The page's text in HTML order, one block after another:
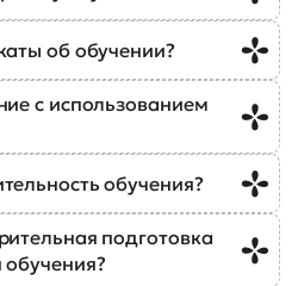
об обучении?
с использованием
обучения?
подготовка